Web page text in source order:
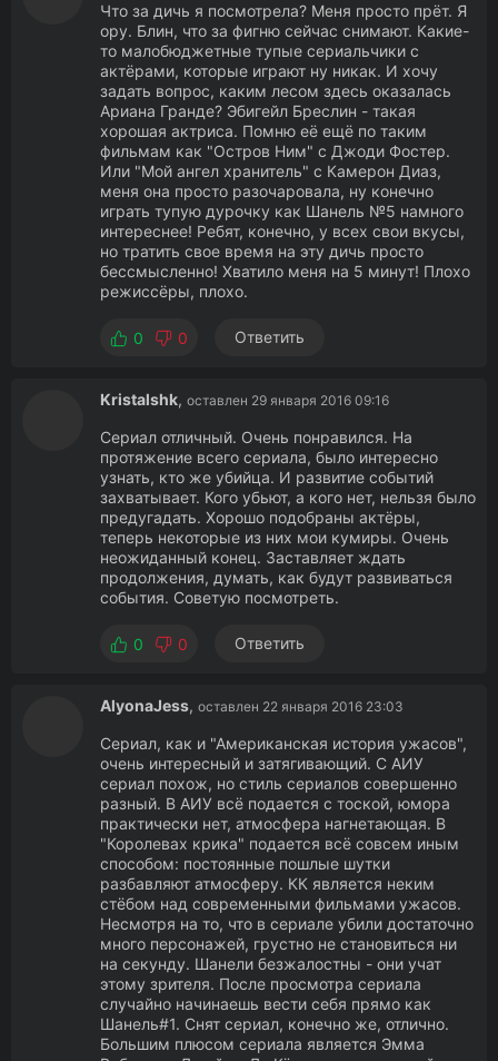
Что за дичь я посмотрела? Меня просто прёт. Я
ору. Блин, что за фигню сейчас снимают. Какие-
то малобюджетные тупые сериальчики с
актёрами, которые играют ну никак. И хочу
задать вопрос, каким лесом здесь оказалась
Ариана Гранде? Эбигейл Бреслин - такая
хорошая актриса. Помню её ещё по таким
фильмам как "Остров Ним" с Джоди Фостер.
Или "Мой ангел хранитель" с Камерон Диаз,
меня она просто разочаровала, ну конечно
играть тупую дурочку как Шанель №5 намного
интереснее! Ребят, конечно, у всех свои вкусы,
но тратить свое время на эту дичь просто
бессмысленно! Хватило меня на 5 минут! Плохо
режиссёры, плохо.
0 0 Ответить
Kristalshk, оставлен 29 января 2016 09:16
Сериал отличный. Очень понравился. На
протяжение всего сериала, было интересно
узнать, кто же убийца. И развитие событий
захватывает. Кого убьют, а кого нет, нельзя было
предугадать. Хорошо подобраны актёры,
теперь некоторые из них мои кумиры. Очень
неожиданный конец. Заставляет ждать
продолжения, думать, как будут развиваться
события. Советую посмотреть.
0 0 Ответить
AlyonaJess, оставлен 22 января 2016 23:03
Сериал, как и "Американская история ужасов",
очень интересный и затягивающий. С АИУ
сериал похож, но стиль сериалов совершенно
разный. В АИУ всё подается с тоской, юмора
практически нет, атмосфера нагнетающая. В
"Королевах крика" подается всё совсем иным
способом: постоянные пошлые шутки
разбавляют атмосферу. КК является неким
стёбом над современными фильмами ужасов.
Несмотря на то, что в сериале убили достаточно
много персонажей, грустно не становиться ни
на секунду. Шанели безжалостны - они учат
этому зрителя. После просмотра сериала
случайно начинаешь вести себя прямо как
Шанель#1. Снят сериал, конечно же, отлично.
Большим плюсом сериала является Эмма